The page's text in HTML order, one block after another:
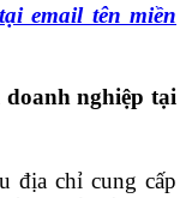
email tên miền
nghiệp tại
địa chỉ cung cấp